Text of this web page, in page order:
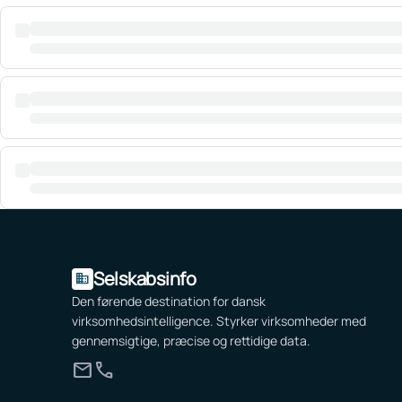
domain Selskabsinfo
Den førende destination for dansk
virksomhedsintelligence. Styrker virksomheder med
gennemsigtige, præcise og rettidige data.
mailcall